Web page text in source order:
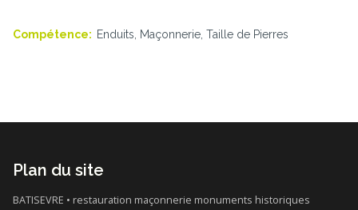
Compétence: Enduits, Maçonnerie, Taille de Pierres
Plan du site
BATISEVRE • restauration maçonnerie monuments historiques